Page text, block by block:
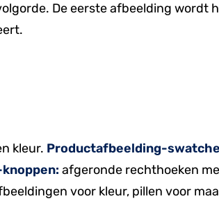
De eerste afbeelding wordt
kleur. Productafbeelding-
afgeronde rechthoeken
voor kleur, pillen voor